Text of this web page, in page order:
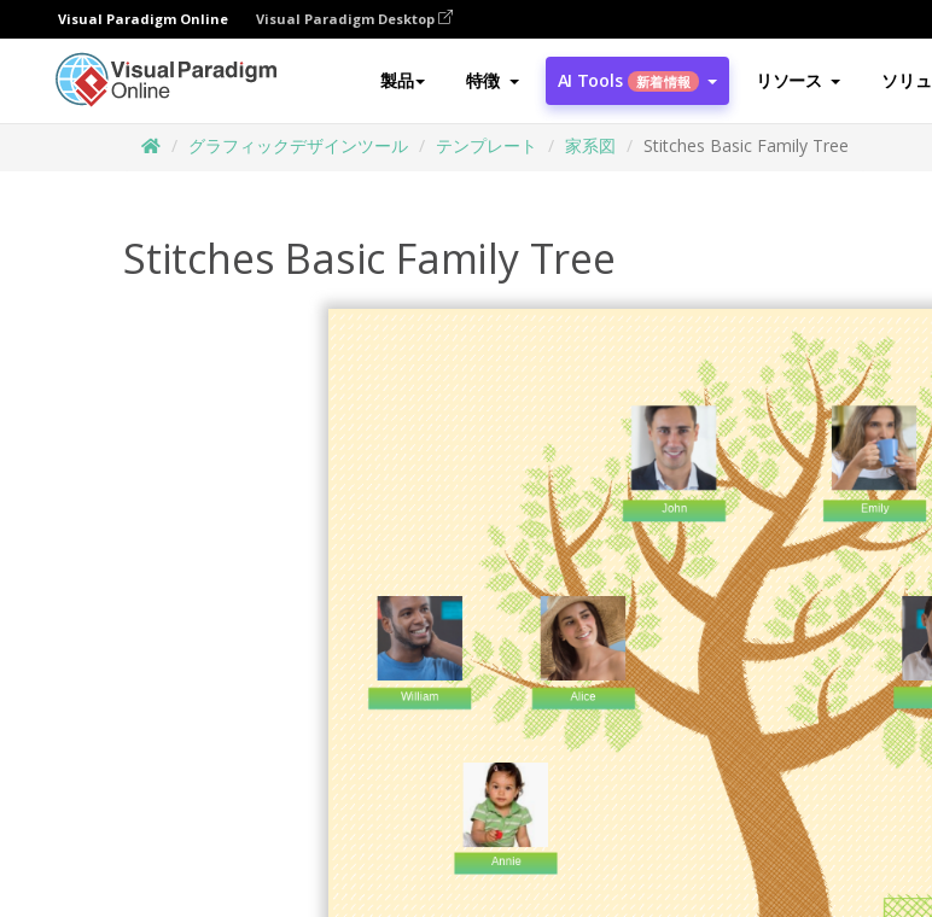
Visual Paradigm Online Visual Paradigm Desktop
製品 特徴 AI Tools 新着情報 リソース ソリ
グラフィックデザインツール テンプレート 家系図 Stitches Basic Family Tree
Stitches Basic Family Tree